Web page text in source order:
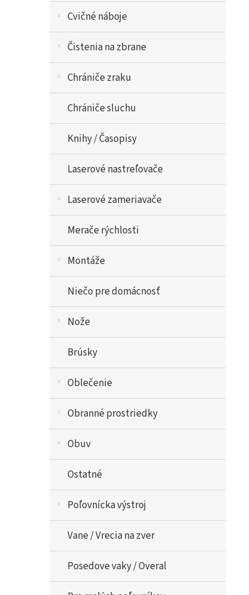
Cvičné náboje
Čistenia na zbrane
Chrániče zraku
Chrániče sluchu
Knihy / Časopisy
Laserové nastreľovače
Laserové zameriavače
Merače rýchlosti
Montáže
Niečo pre domácnosť
Nože
Brúsky
Oblečenie
Obranné prostriedky
Obuv
Ostatné
Poľovnícka výstroj
Vane / Vrecia na zver
Posedove vaky / Overal